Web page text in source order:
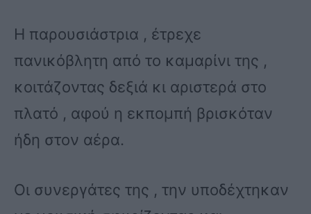
Η παρουσιάστρια , έτρεχε
πανικόβλητη από το καμαρίνι της ,
κοιτάζοντας δεξιά κι αριστερά στο
πλατό , αφού η εκπομπή βρισκόταν
ήδη στον αέρα.
Οι συνεργάτες της , την υποδέχτηκαν